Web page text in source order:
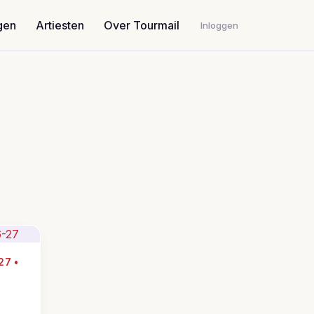
Artiesten Over Tourmail Inloggen
•